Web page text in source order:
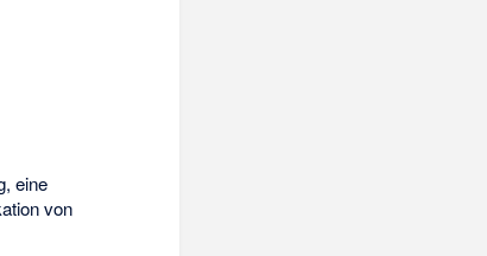
eine
von